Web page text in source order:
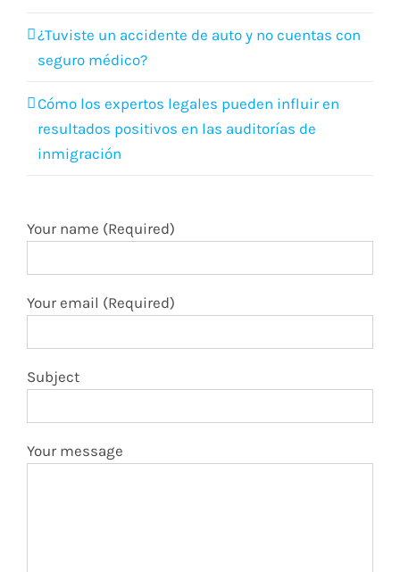
¿Tuviste un accidente de auto y no cuentas con
seguro médico?
Cómo los expertos legales pueden influir en
resultados positivos en las auditorías de
inmigración
Your name (Required)
Your email (Required)
Subject
Your message